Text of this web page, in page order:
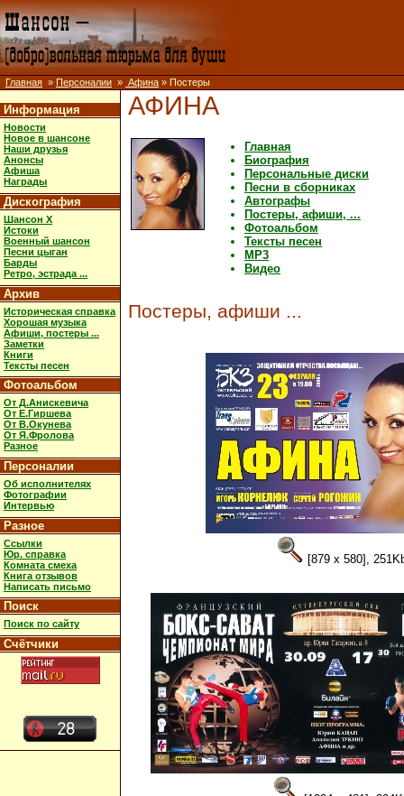
Главная » Персоналии » Афина » Постеры
Информация
Новости
Новое в шансоне
Наши друзья
Анонсы
Афиша
Награды
Дискография
Шансон X
Истоки
Военный шансон
Песни цыган
Барды
Ретро, эстрада ...
Архив
Историческая справка
Хорошая музыка
Афиши, постеры ...
Заметки
Книги
Тексты песен
Фотоальбом
От Д.Анискевича
От Е.Гиршева
От В.Окунева
От Я.Фролова
Разное
Персоналии
Об исполнителях
Фотографии
Интервью
Разное
Ссылки
Юр. справка
Комната смеха
Книга отзывов
Написать письмо
Поиск
Поиск по сайту
Счётчики
АФИНА
Главная
Биография
Персональные диски
Песни в сборниках
Автографы
Постеры, афиши, ...
Фотоальбом
Тексты песен
MP3
Видео
Постеры, афиши ...
[879 x 580],